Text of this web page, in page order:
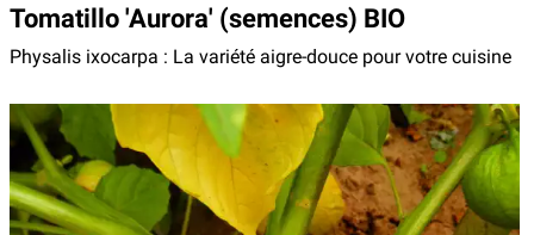
Tomatillo 'Aurora' (semences) BIO
Physalis ixocarpa : La variété aigre-douce pour votre cuisine